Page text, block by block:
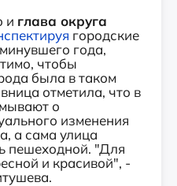
и глава округа
городские
года,
чтобы
была в таком
отметила, что в
о
изменения
а сама улица
пешеходной. "Для
и красивой", -